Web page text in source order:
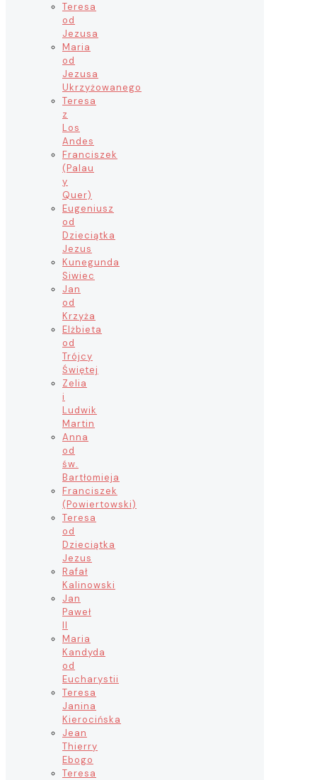
Teresa
od
Jezusa
Maria
od
Jezusa
Ukrzyżowanego
Teresa
z
Los
Andes
Franciszek
(Palau
y
Quer)
Eugeniusz
od
Dzieciątka
Jezus
Kunegunda
Siwiec
Jan
od
Krzyża
Elżbieta
od
Trójcy
Świętej
Zelia
i
Ludwik
Martin
Anna
od
św.
Bartłomieja
Franciszek
(Powiertowski)
Teresa
od
Dzieciątka
Jezus
Rafał
Kalinowski
Jan
Paweł
II
Maria
Kandyda
od
Eucharystii
Teresa
Janina
Kierocińska
Jean
Thierry
Ebogo
Teresa